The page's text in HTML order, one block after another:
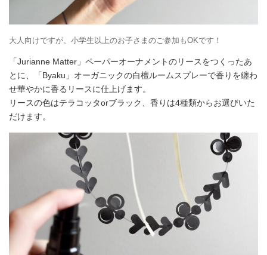
大人向けですが、小学生以上のお子さまのご参加もOKです！
「Jurianne Matter」ペーパーオーナメントのリースをつくったあ
とに、「Byaku」オーガニックの白檀ルームスプレーで香りを纏わ
せ華やかに香るリースに仕上げます。
リースの色はテラコッタorブラック、香りは4種類からお選びいた
だけます。